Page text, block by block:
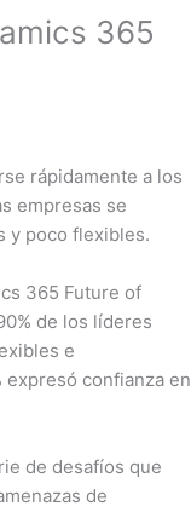
365
rápidamente a los
empresas se
y poco flexibles.
365 Future of
de los líderes
e
confianza en
de desafíos que
de